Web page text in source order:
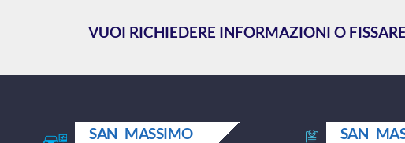
VUOI RICHIEDERE INFORMAZIONI O
SAN MASSIMO SAN